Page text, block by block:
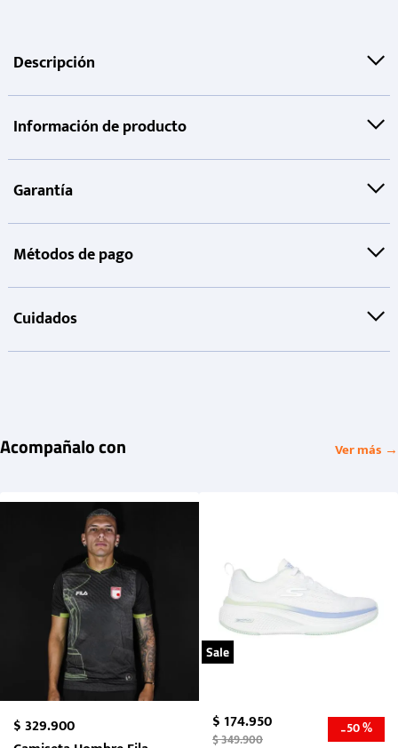
Descripción
Información de producto
Garantía
Métodos de pago
Cuidados
Acompañalo con Ver más →
$329.900
Sale
$174.950
$349.900 -50 %